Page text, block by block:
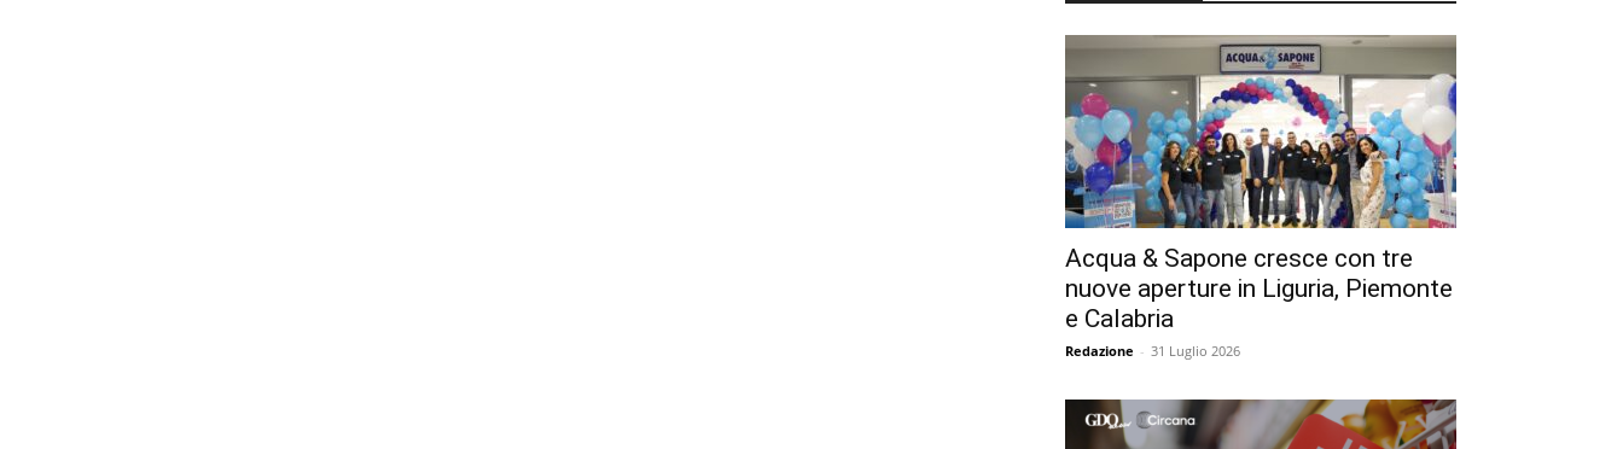
Acqua & Sapone cresce con tre
nuove aperture in Liguria, Piemonte
e Calabria
Redazione - 31 Luglio 2026